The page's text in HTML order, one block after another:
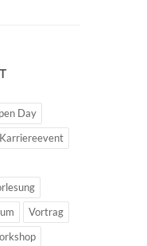
Day
Karriereevent
Vortrag